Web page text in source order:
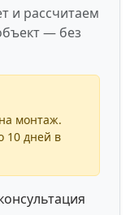
и рассчитаем
— без
монтаж.
10 дней в